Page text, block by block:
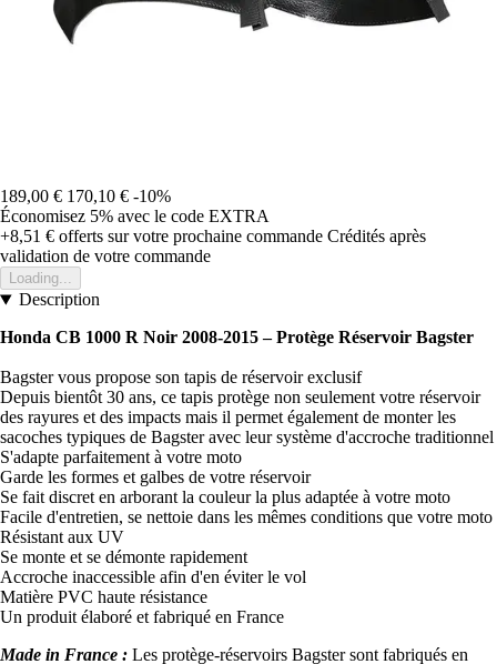
189,00 € 170,10 € -10%
Économisez 5% avec le code EXTRA
+8,51 € offerts sur votre prochaine commande Crédités après
validation de votre commande
Loading...
Description
Honda CB 1000 R Noir 2008-2015 – Protège Réservoir Bagster
Bagster vous propose son tapis de réservoir exclusif
Depuis bientôt 30 ans, ce tapis protège non seulement votre réservoir
des rayures et des impacts mais il permet également de monter les
sacoches typiques de Bagster avec leur système d'accroche traditionnel
S'adapte parfaitement à votre moto
Garde les formes et galbes de votre réservoir
Se fait discret en arborant la couleur la plus adaptée à votre moto
Facile d'entretien, se nettoie dans les mêmes conditions que votre moto
Résistant aux UV
Se monte et se démonte rapidement
Accroche inaccessible afin d'en éviter le vol
Matière PVC haute résistance
Un produit élaboré et fabriqué en France
Made in France : Les protège-réservoirs Bagster sont fabriqués en